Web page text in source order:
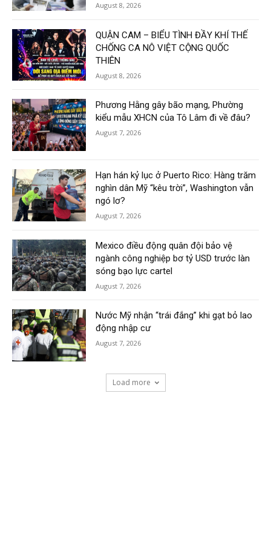
August 8, 2026
QUẬN CAM – BIỂU TÌNH ĐẦY KHÍ THẾ
CHỐNG CA NÔ VIỆT CỘNG QUỐC
THIÊN
August 8, 2026
Phương Hằng gây bão mạng, Phường
kiểu mẫu XHCN của Tô Lâm đi về đâu?
August 7, 2026
Hạn hán kỷ lục ở Puerto Rico: Hàng trăm
nghìn dân Mỹ “kêu trời”, Washington vẫn
ngó lơ?
August 7, 2026
Mexico điều động quân đội bảo vệ
ngành công nghiệp bơ tỷ USD trước làn
sóng bạo lực cartel
August 7, 2026
Nước Mỹ nhận “trái đắng” khi gạt bỏ lao
động nhập cư
August 7, 2026
Load more